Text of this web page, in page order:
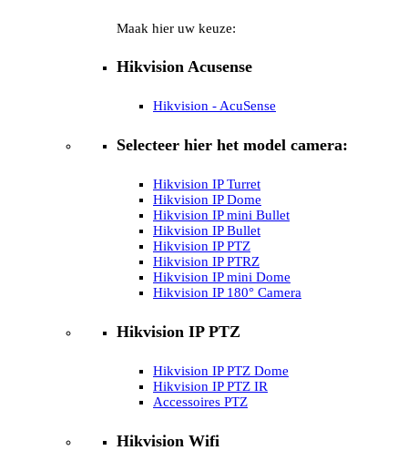
Maak hier uw keuze:
Hikvision Acusense
Hikvision - AcuSense
Selecteer hier het model camera:
Hikvision IP Turret
Hikvision IP Dome
Hikvision IP mini Bullet
Hikvision IP Bullet
Hikvision IP PTZ
Hikvision IP PTRZ
Hikvision IP mini Dome
Hikvision IP 180° Camera
Hikvision IP PTZ
Hikvision IP PTZ Dome
Hikvision IP PTZ IR
Accessoires PTZ
Hikvision Wifi